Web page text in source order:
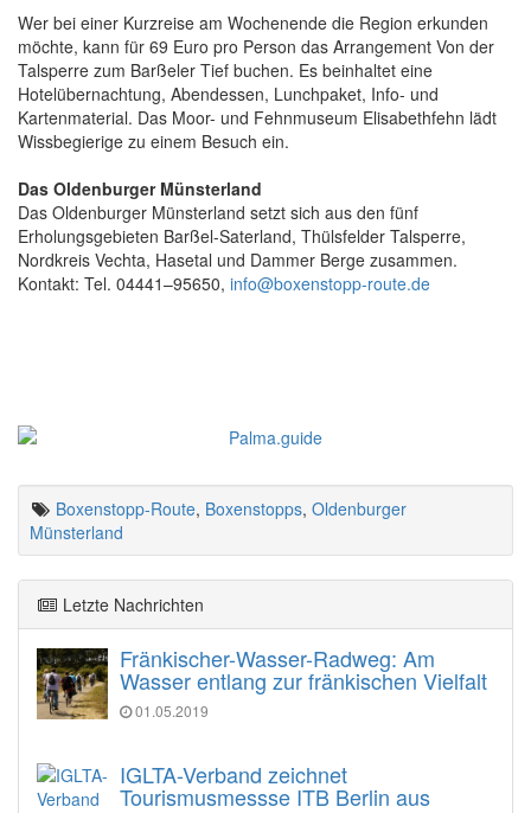
Wer bei einer Kurzreise am Wochenende die Region erkunden
möchte, kann für 69 Euro pro Person das Arrangement Von der
Talsperre zum Barßeler Tief buchen. Es beinhaltet eine
Hotelübernachtung, Abendessen, Lunchpaket, Info- und
Kartenmaterial. Das Moor- und Fehnmuseum Elisabethfehn lädt
Wissbegierige zu einem Besuch ein.
Das Oldenburger Münsterland
Das Oldenburger Münsterland setzt sich aus den fünf
Erholungsgebieten Barßel-Saterland, Thülsfelder Talsperre,
Nordkreis Vechta, Hasetal und Dammer Berge zusammen.
Kontakt: Tel. 04441–95650, info@boxenstopp-route.de
Boxenstopp-Route, Boxenstopps, Oldenburger
Münsterland
Letzte Nachrichten
Fränkischer-Wasser-Radweg: Am
Wasser entlang zur fränkischen Vielfalt
01.05.2019
IGLTA-Verband zeichnet
Tourismusmessse ITB Berlin aus